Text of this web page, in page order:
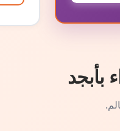
بأبجد